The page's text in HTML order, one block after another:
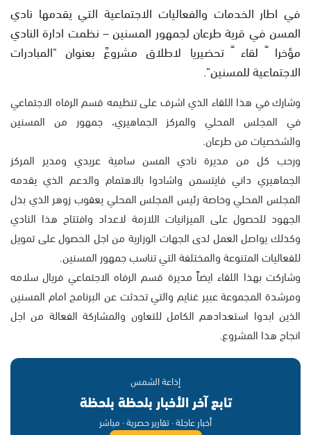
في اطار الخدمات والفعاليات الاجتماعية التي يقدمها نادي
المسن في قرية طرعان لجمهور المسنين – نظمت ادارة النادي
مؤخرا ً لقاء ً تحضيريا لاطلاق مشروعً بعنوان "المبادرات
الاجتماعية للمسنين".
وشارك في هذا اللقاء الذي اشرف على تنظيمه قسم الرفاه الاجتماعي
في المجلس المحلي والمركز الجماهيري، جمهور من المسنين
والشخصيات من طرعان.
ورحب كل من مديرة نادي المسن سامية عريدي ومدير المركز
الجماهيري داني فايتسمن واشادوا بالاهتمام والدعم الذي يقدمه
المجلس المحلي وخاصة رئيس المجلس المحلي يعقوب زوهر الذي بذل
الجهود للحصول على الميزانيات اللازمة لاعداد وافتتاح هذا النادي
وكذلك يواصل العمل لدى الجهات الوزارية من اجل الحصول على تمويل
للفعاليات المتنوعة والمختلفة التي تناسب جمهور المسنين.
وشاركت بهذا اللقاء ايضاً مديرة قسم الرفاه الاجتماعي فريال سلامه
ومرشدة المجموعة عبير غنايم والتي تحدثت عن البرنامج امام المسنين
الذين ابدوا استعدادهم الكامل للتعاون والمشاركة الفعالة من اجل
انجاح هذا المشروع.
إذاعة الشمس
تابع آخر الأخبار بلحظة بلحظة
أخبار عاجلة · تقارير حصرية · مباشر